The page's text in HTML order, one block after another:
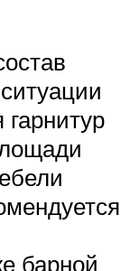
гарнитур
барной